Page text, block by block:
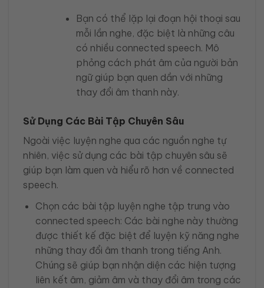
Bạn có thể lặp lại đoạn hội thoại sau
mỗi lần nghe, đặc biệt là những câu
có nhiều connected speech. Mô
phỏng cách phát âm của người bản
ngữ giúp bạn quen dần với những
thay đổi âm thanh này.
Sử Dụng Các Bài Tập Chuyên Sâu
Ngoài việc luyện nghe qua các nguồn nghe tự
nhiên, việc sử dụng các bài tập chuyên sâu sẽ
giúp bạn làm quen và hiểu rõ hơn về connected
speech.
Chọn các bài tập luyện nghe tập trung vào
connected speech: Các bài nghe này thường
được thiết kế đặc biệt để luyện kỹ năng nghe
những thay đổi âm thanh trong tiếng Anh.
Chúng sẽ giúp bạn nhận diện các hiện tượng
liên kết âm, giảm âm và thay đổi âm trong các